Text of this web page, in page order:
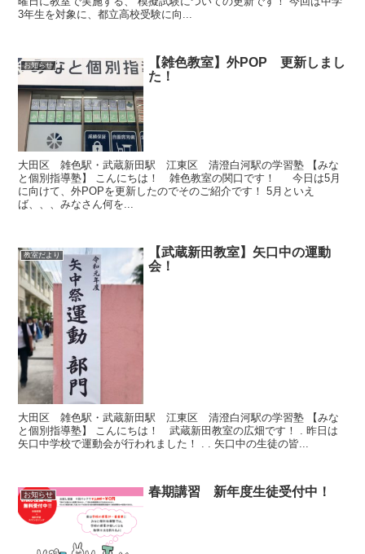
3年生を対象に、都立高校受験に向...
お知らせ
【雑色教室】外POP 更新しまし
た！
大田区 雑色駅・武蔵新田駅 江東区 清澄白河駅の学習塾 【みな
と個別指導塾】 こんにちは！ 雑色教室の関口です！ 今日は5月
に向けて、外POPを更新したのでそのご紹介です！ 5月といえ
ば、、、みなさん何を...
教室だより
【武蔵新田教室】矢口中の運動
会！
大田区 雑色駅・武蔵新田駅 江東区 清澄白河駅の学習塾 【みな
と個別指導塾】 こんにちは！ 武蔵新田教室の広畑です！ . 昨日は
矢口中学校で運動会が行われました！ . . 矢口中の生徒の皆...
お知らせ 春期講習 新年度生徒受付中！